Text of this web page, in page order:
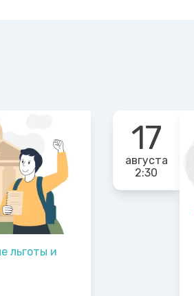
льготы и
17
августа
2:30